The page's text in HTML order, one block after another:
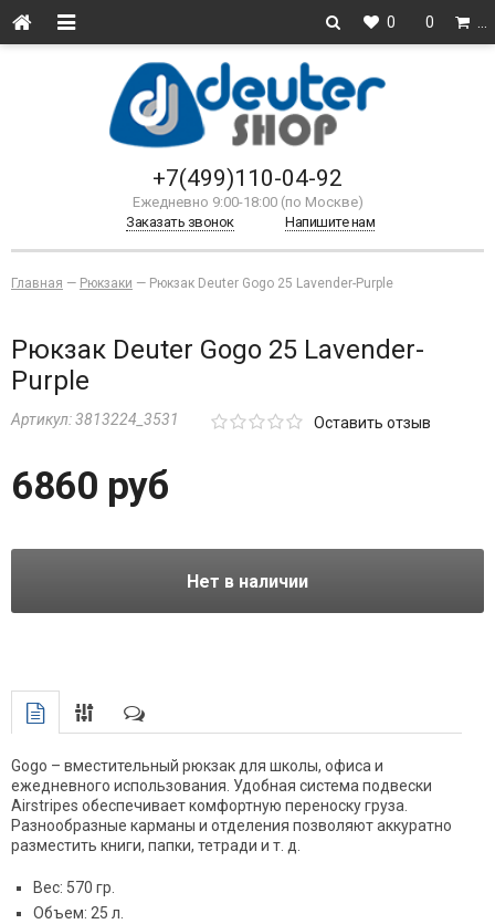
0 0
+7(499)110-04-92
Ежедневно 9:00-18:00 (по Москве)
Заказать звонок
Напишите нам
Главная — Рюкзаки — Рюкзак Deuter Gogo 25 Lavender-Purple
Рюкзак Deuter Gogo 25 Lavender-
Purple
Артикул:3813224_3531 Оставить отзыв
6860 руб
Нет в наличии
Gogo – вместительный рюкзак для школы, офиса и
ежедневного использования. Удобная система подвески
Airstripes обеспечивает комфортную переноску груза.
Разнообразные карманы и отделения позволяют аккуратно
разместить книги, папки, тетради и т. д.
Вес: 570 гр.
Объем: 25 л.